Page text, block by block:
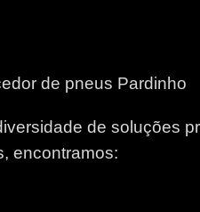
de pneus Pardinho
de soluções
encontramos: